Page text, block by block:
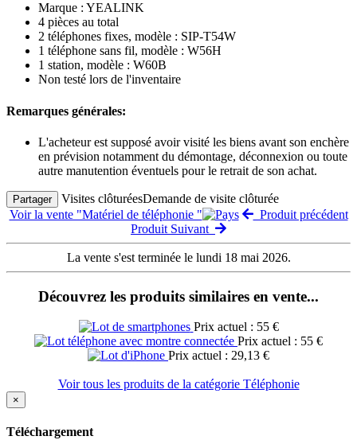
Marque : YEALINK
4 pièces au total
2 téléphones fixes, modèle : SIP-T54W
1 téléphone sans fil, modèle : W56H
1 station, modèle : W60B
Non testé lors de l'inventaire
Remarques générales:
L'acheteur est supposé avoir visité les biens avant son enchère
en prévision notamment du démontage, déconnexion ou toute
autre manutention éventuels pour le retrait de son achat.
Partager Visites clôturéesDemande de visite clôturée
Voir la vente "Matériel de téléphonie "
Produit précédent
Produit Suivant
La vente s'est terminée le lundi 18 mai 2026.
Découvrez les produits similaires en vente...
Prix actuel : 55 €
Prix actuel : 55 €
Prix actuel : 29,13 €
Voir tous les produits de la catégorie Téléphonie
×
Téléchargement